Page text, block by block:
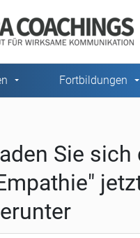
Fortbildungen
Sie sich